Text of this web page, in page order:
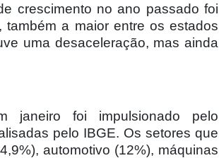
crescimento no ano passado foi
também a maior entre os estados
uma desaceleração, mas ainda
janeiro foi impulsionado pelo
pelo IBGE. Os setores que
automotivo (12%), máquinas